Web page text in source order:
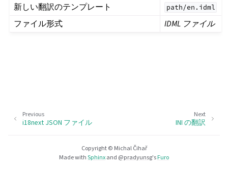
新しい翻訳のテンプレート path/en.idml
ファイル形式 IDML ファイル
Next
INI の翻訳
Previous
i18next JSON ファイル
Copyright © Michal Čihař
Made withSphinxand @pradyunsg'sFuro